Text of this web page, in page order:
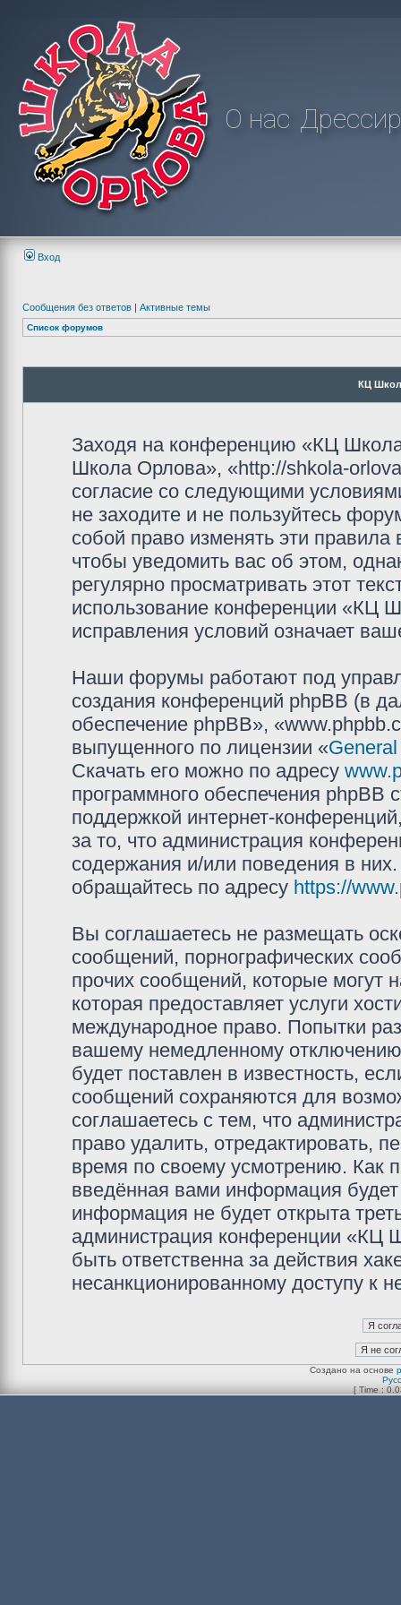
О нас
Вход
Сообщения без ответов | Активные темы
Список форумов
КЦ
Заходя на конференцию «КЦ
Школа Орлова», «http://shkola-
согласие со следующими
не заходите и не пользуйтесь
собой право изменять эти
чтобы уведомить вас об этом,
регулярно просматривать этот
использование конференции «КЦ
исправления условий означает
Наши форумы работают под
создания конференций phpBB (в
обеспечение phpBB»,
выпущенного по лицензии «
Скачать его можно по адресу
программного обеспечения phpBB
поддержкой интернет-
за то, что администрация
содержания и/или поведения в
обращайтесь по адресу https://
Вы соглашаетесь не размещать
сообщений, порнографических
прочих сообщений, которые могут
которая предоставляет услуги
международное право. Попытки
вашему немедленному
будет поставлен в известность,
сообщений сохраняются для
соглашаетесь с тем, что
право удалить, отредактировать,
время по своему усмотрению. Как
введённая вами информация
информация не будет открыта
администрация конференции «КЦ
быть ответственна за действия
несанкционированному доступу к
Создано на основе
[ Time :